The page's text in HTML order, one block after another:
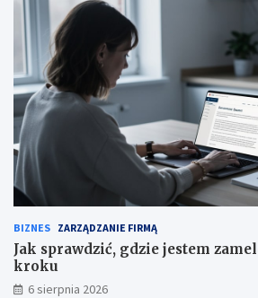
BIZNES ZARZĄDZANIE FIRMĄ
Jak sprawdzić, gdzie jestem
kroku
6 sierpnia 2026